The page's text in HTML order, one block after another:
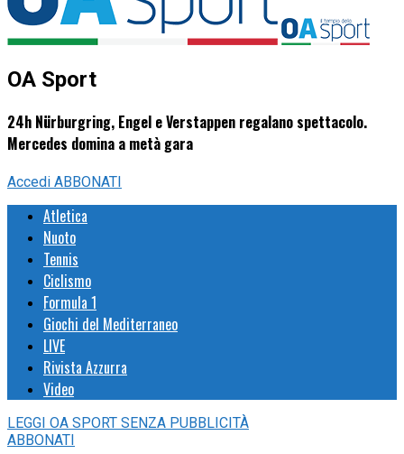
OA Sport
24h Nürburgring, Engel e Verstappen regalano spettacolo.
Mercedes domina a metà gara
Accedi ABBONATI
Atletica
Nuoto
Tennis
Ciclismo
Formula 1
Giochi del Mediterraneo
LIVE
Rivista Azzurra
Video
LEGGI OA SPORT SENZA PUBBLICITÀ
ABBONATI